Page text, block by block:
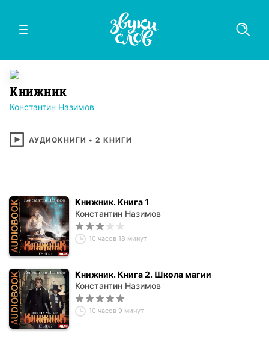
Книжник
Константин Назимов
АУДИОКНИГИ • 2 КНИГИ
Книжник. Книга 1
Константин Назимов
10 часов 18 минут
Книжник. Книга 2. Школа магии
Константин Назимов
10 часов 9 минут